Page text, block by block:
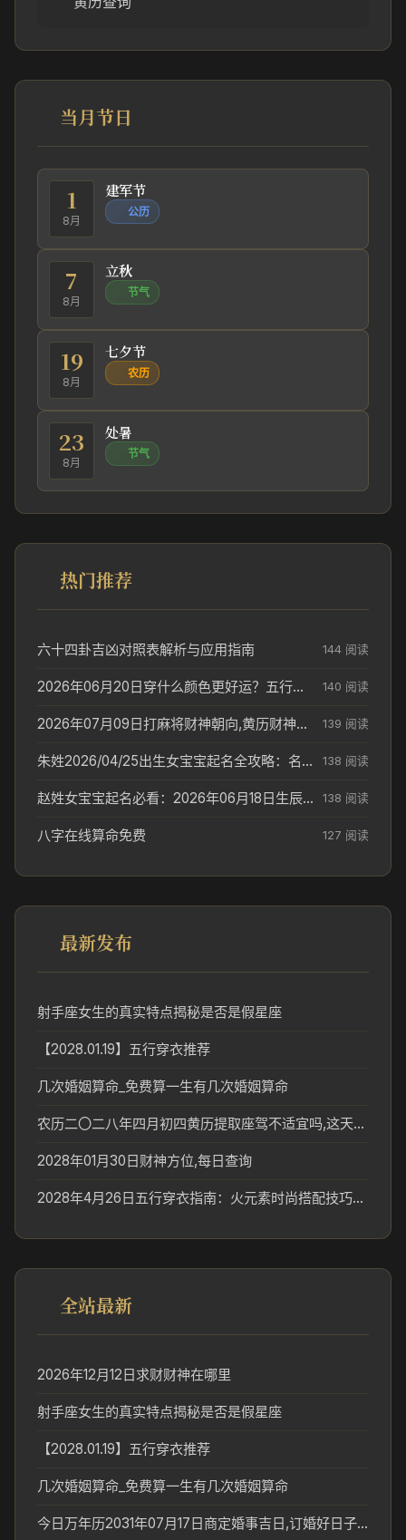
当月节日
1
8月
建军节
公历
7
8月
立秋
节气
19
8月
七夕节
农历
23
8月
处暑
节气
热门推荐
六十四卦吉凶对照表解析与应用指南 144 阅读
2026年06月20日穿什么颜色更好运？五行来解答 140 阅读
2026年07月09日打麻将财神朝向,黄历财神方位查询 139 阅读
朱姓2026/04/25出生女宝宝起名全攻略：名字推荐与禁忌字分析 138 阅读
赵姓女宝宝起名必看：2026年06月18日生辰八字喜用神与取名建议 138 阅读
八字在线算命免费 127 阅读
最新发布
射手座女生的真实特点揭秘是否是假星座
【2028.01.19】五行穿衣推荐
几次婚姻算命_免费算一生有几次婚姻算命
农历二〇二八年四月初四黄历提取座驾不适宜吗,这天提车合适吗
2028年01月30日财神方位,每日查询
2028年4月26日五行穿衣指南：火元素时尚搭配技巧解析
全站最新
2026年12月12日求财财神在哪里
射手座女生的真实特点揭秘是否是假星座
【2028.01.19】五行穿衣推荐
几次婚姻算命_免费算一生有几次婚姻算命
今日万年历2031年07月17日商定婚事吉日,订婚好日子查询